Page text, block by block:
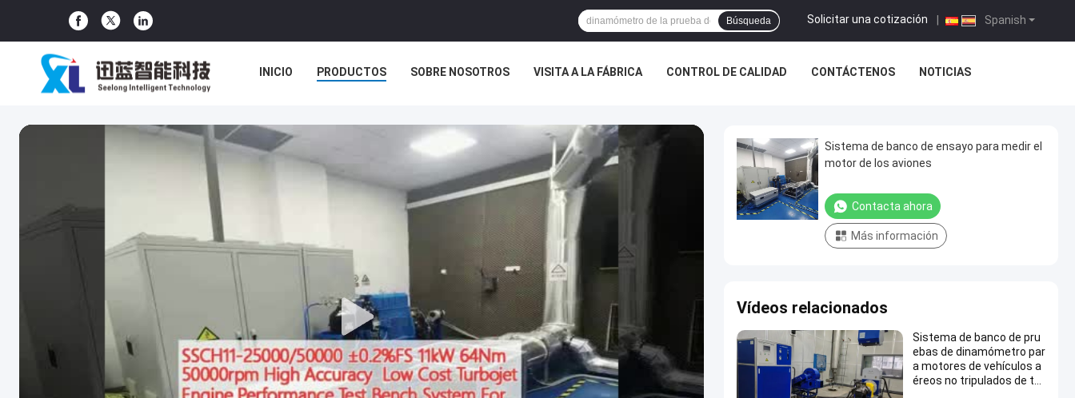
Spanish
Solicitar una cotización
Búsqueda
INICIO PRODUCTOS SOBRE NOSOTROS VISITA A LA FÁBRICA CONTROL DE CALIDAD CONTÁCTENOS NOTICIAS
Sistema de banco de ensayo para medir el
motor de los aviones
Contacta ahora
Más información
Vídeos relacionados
Sistema de banco de pru
ebas de dinamómetro par
a motores de vehículos a
éreos no tripulados de ta